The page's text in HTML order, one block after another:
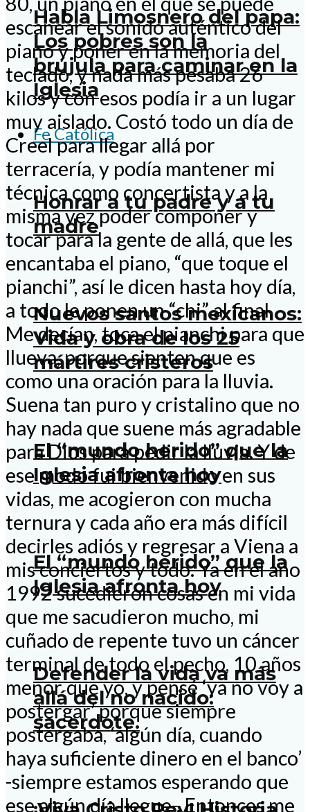
Habla Limosnero del papa:
Los pobres son la
brújula para caminar en la
Iglesia
Fe Católica
Honrar a tu padre y a tu
madre
Nuevos santos mexicanos:
Vida y obra de los 25
mártires cristeros
El “mundo herido” que la
Iglesia afronta hoy
El “mundo herido” que la
Iglesia afronta hoy
Defender la vida va más
allá del no nacido:
sacerdote.
escanear el sonido auténtico del
piano y poner en la memoria del
teclado, y nada más pesaba 26
kilos y con esos podía ir a un lugar
muy aislado. Costó todo un día de
Creel para llegar allá por
terracería, y podía mantener mi
técnica como concertista y a la
misma vez poder componer y
tocar para la gente de allá, que les
encantaba el piano, “que toque el
pianchi”, así le dicen hasta hoy día,
a todo le ponen un “chi” al final.
Me decían, toca el pianchi para que
llueva, porque sienten que es
como una oración para la lluvia.
Suena tan puro y cristalino que no
hay nada que suene más agradable
para Dios para pedir la lluvia. Y de
ese modo fui bienvenido en sus
vidas, me acogieron con mucha
ternura y cada año era más difícil
decirles adiós y regresar a Viena a
mis conciertos y todo. Ya en el año
1992 sucedieron cosas en mi vida
que me sacudieron mucho, mi
cuñado de repente tuvo un cáncer
terminal de todo el pecho, 10 años
menor que yo, y pensé ‘ya no voy a
postergar’ porque siempre
postergaba, ‘algún día, cuando
haya suficiente dinero en el banco’
-siempre estamos esperando que
ese algún día llegue-. Entonces me